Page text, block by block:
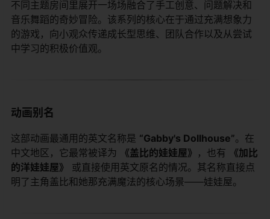
不同主题房间里展开一场场融合了手工创意、问题解决和
音乐舞蹈的奇妙冒险。该系列的核心在于通过充满想象力
的游戏，向小观众传递成长型思维、团队合作以及从尝试
中学习的积极价值观。
动画别名
这部动画最通用的英文名称是 “Gabby's Dollhouse”。在
中文地区，它最常被译为
《盖比的娃娃屋》 ，也有
《加比
的洋娃娃屋》
​ 或直接使用英文原名的情况。其名称直接点
明了主角盖比和她那充满魔法的核心场景——娃娃屋。